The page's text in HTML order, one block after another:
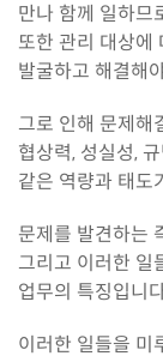
만나 함께 일하므
또한 관리 대상에
발굴하고 해결해
그로 인해 문제해
협상력, 성실성,
같은 역량과 태도
문제를 발견하는
그리고 이러한 일
업무의 특징입니
이러한 일들을 미